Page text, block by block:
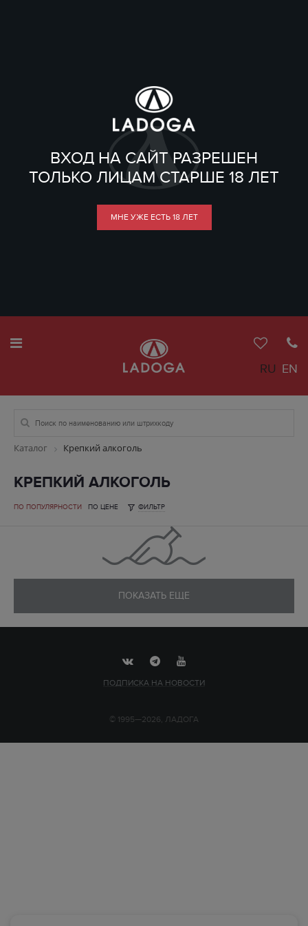
ВХОД НА САЙТ РАЗРЕШЕН
ТОЛЬКО ЛИЦАМ СТАРШЕ 18 ЛЕТ
МНЕ УЖЕ ЕСТЬ 18 ЛЕТ
RU EN
Каталог Крепкий алкоголь
КРЕПКИЙ АЛКОГОЛЬ
ПО ПОПУЛЯРНОСТИ ПО ЦЕНЕ ФИЛЬТР
ПОКАЗАТЬ ЕЩЕ
ПОДПИСКА НА НОВОСТИ
© 1995—2026, ЛАДОГА